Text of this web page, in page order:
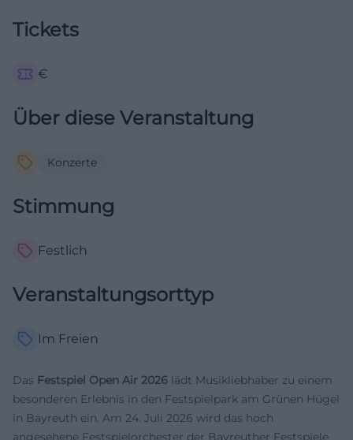
Tickets
€
Über diese Veranstaltung
Konzerte
Stimmung
Festlich
Veranstaltungsorttyp
Im Freien
Das Festspiel Open Air 2026 lädt Musikliebhaber zu einem
besonderen Erlebnis in den Festspielpark am Grünen Hügel
in Bayreuth ein. Am 24. Juli 2026 wird das hoch
angesehene Festspielorchester der Bayreuther Festspiele